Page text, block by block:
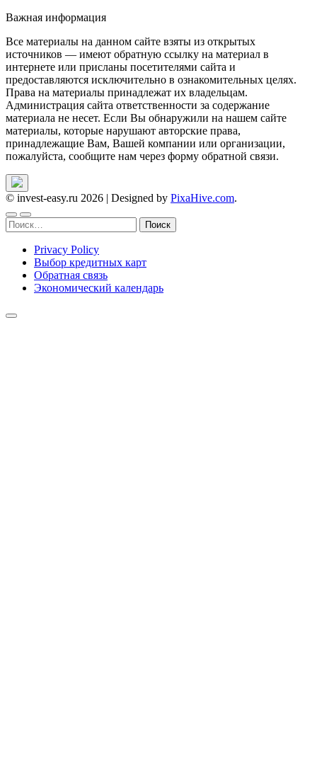
Важная информация
Все материалы на данном сайте взяты из открытых
источников — имеют обратную ссылку на материал в
интернете или присланы посетителями сайта и
предоставляются исключительно в ознакомительных целях.
Права на материалы принадлежат их владельцам.
Администрация сайта ответственности за содержание
материала не несет. Если Вы обнаружили на нашем сайте
материалы, которые нарушают авторские права,
принадлежащие Вам, Вашей компании или организации,
пожалуйста, сообщите нам через форму обратной связи.
© invest-easy.ru 2026 | Designed by PixaHive.com.
Найти:
Privacy Policy
Выбор кредитных карт
Обратная связь
Экономический календарь